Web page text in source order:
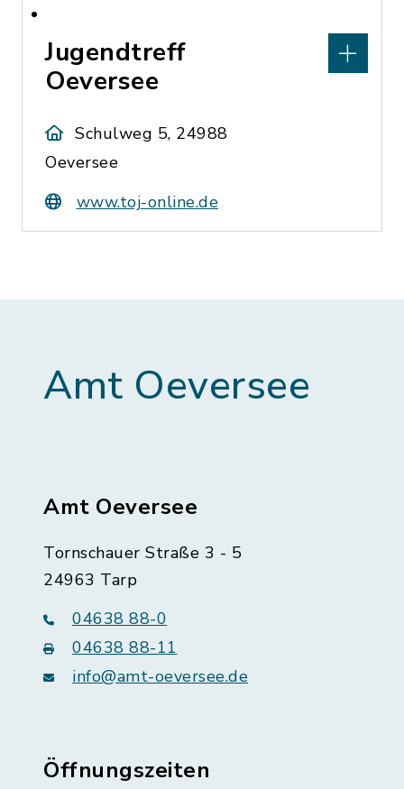
Jugendtreff
Oeversee
Schulweg 5, 24988
Oeversee
www.toj-online.de
Amt Oeversee
Amt Oeversee
Tornschauer Straße 3 - 5
24963 Tarp
04638 88-0
04638 88-11
info@amt-oeversee.de
Öffnungszeiten